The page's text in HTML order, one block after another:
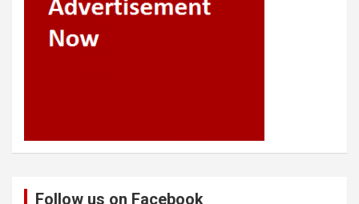
Follow us on Facebook